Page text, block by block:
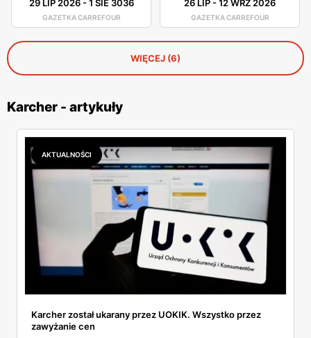
29 LIP 2026-1 SIE 3036
GAZETKA CARREFOUR
26 LIP-12 WRZ 2026
GAZETKA CARREFOUR
WIĘCEJ (6)
Karcher - artykuły
AKTUALNOŚCI
Karcher został ukarany przez UOKIK. Wszystko przez
zawyżanie cen